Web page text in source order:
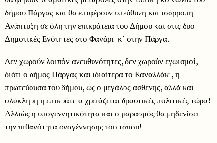
δήμου Πάργας και θα επιφέρουν υπεύθυνη και ισόρροπη
Ανάπτυξη σε όλη την επικράτεια του Δήμου και στις δυο
Δημοτικές Ενότητες στο Φανάρι κ΄ στην Πάργα.
Δεν χωρούν λοιπόν ανευθυνότητες, δεν χωρούν εγωισμοί,
διότι ο δήμος Πάργας και ιδιαίτερα το Καναλλάκι, η
πρωτεύουσα του δήμου, ως ο μεγάλος ασθενής, αλλά και
ολόκληρη η επικράτεια χρειάζεται δραστικές πολιτικές τώρα!
Αλλιώς η υπογεννητικότητα και ο μαρασμός θα μηδενίσει
την πιθανότητα αναγέννησης του τόπου!